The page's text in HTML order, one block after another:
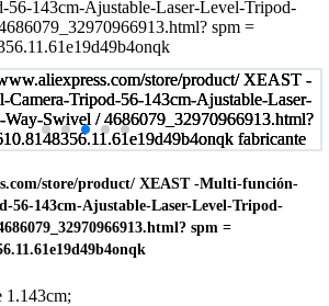
56-143cm-Ajustable-Laser-Level-Tripod-
spm =
store/product/ XEAST -Multi-función-
56-143cm-Ajustable-Laser-Level-Tripod-
spm =
1.143cm;